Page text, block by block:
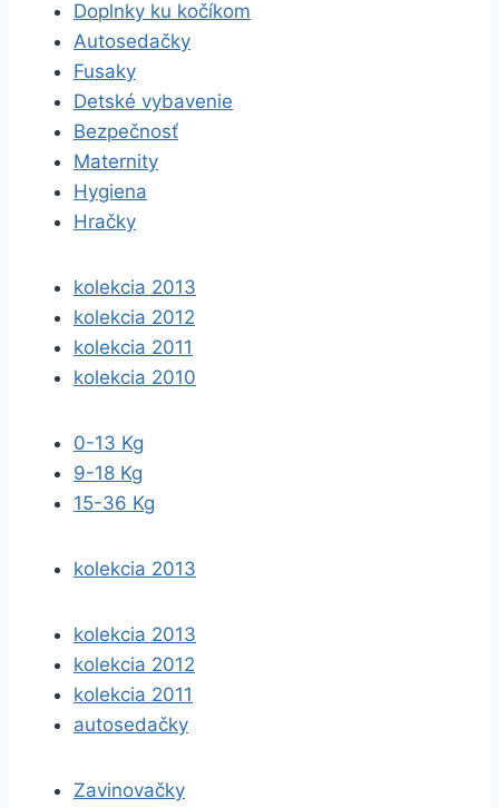
Doplnky ku kočíkom
Autosedačky
Fusaky
Detské vybavenie
Bezpečnosť
Maternity
Hygiena
Hračky
kolekcia 2013
kolekcia 2012
kolekcia 2011
kolekcia 2010
0-13 Kg
9-18 Kg
15-36 Kg
kolekcia 2013
kolekcia 2013
kolekcia 2012
kolekcia 2011
autosedačky
Zavinovačky